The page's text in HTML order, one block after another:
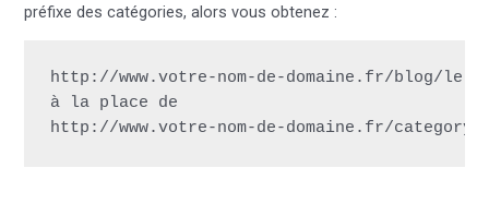
préfixe des catégories, alors vous obtenez :
http://www.votre-nom-de-domaine.fr/blog/le-
à la place de
http://www.votre-nom-de-domaine.fr/category/